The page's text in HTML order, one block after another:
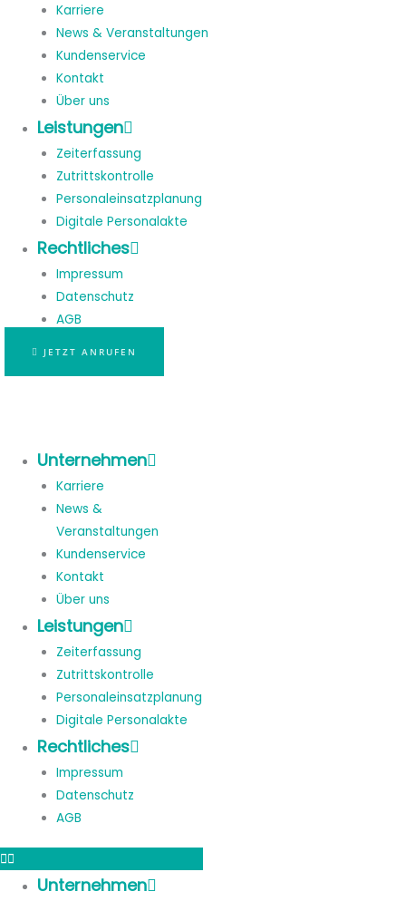
Karriere
News & Veranstaltungen
Kundenservice
Kontakt
Über uns
Leistungen
Zeiterfassung
Zutrittskontrolle
Personaleinsatzplanung
Digitale Personalakte
Rechtliches
Impressum
Datenschutz
AGB
JETZT ANRUFEN
Unternehmen
Karriere
News &
Veranstaltungen
Kundenservice
Kontakt
Über uns
Leistungen
Zeiterfassung
Zutrittskontrolle
Personaleinsatzplanung
Digitale Personalakte
Rechtliches
Impressum
Datenschutz
AGB
Unternehmen